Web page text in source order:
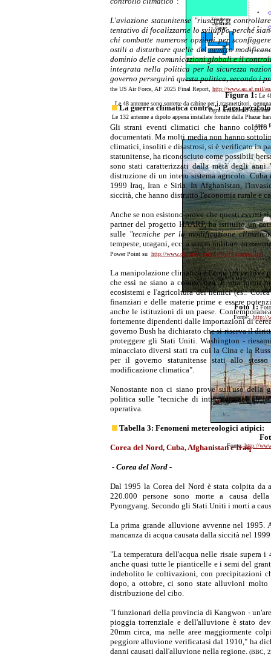
Figura 1: Le
Le 48 antenne sono sorrette da cabine per i trasmettitori,
Ogni armadietto
Le 132 antenne a dipolo appena installate fornite dalla Phazar
sono
Foto 1:
Fonte: http://
Fonte:http://
L'aviazione statunitense "riuscirà a
tentativo di focalizzarne lo sviluppo perché
chi combatte numerose opzioni per
ostili a disturbare quelle del nemico
dominio delle comunicazioni globali e il
integrata nella politica per la sicurezza
governo perseguirà questa politica, secondo i
the US Air Force, AF 2025 Final Report, http://www.au.af.mil/
La guerra climatica contro "i Paesi
Gli strani eventi climatici che hanno colpito
documentati. Ma molti media non hanno
climatici, insoliti e disastrosi, si è verificato in
statunitense, ha riconosciuto come possibili
sono stati caratterizzati dalla metà degli
distruzione di un intero sistema agricolo.
1999 Iraq, Iran e Siria. In Afghanistan,
siccità, che hanno distrutto l'economia rurale e
Anche se non esistono prove che questi eventi
partner del progetto HAARP, ha istituito un
sulle "tecniche per la modificazione
tempeste, uragani, ecc. a scopo militare.(si
Power Point su http://www.dtc.army.mil/tts/tts97/abarnes.zip).
La manipolazione climatica è l'arma preventiva
che essi ne siano a conoscenza. È una forma
ecosistemi e l'agricoltura dei nemici (es.:
finanziari e delle materie prime e essere
anche le istituzioni di un paese.
fortemente dipendenti dalle importazioni di
governo Bush ha dichiarato che si riserva il
proteggere gli Stati Uniti. Washington -
minacciato diversi stati tra cui la Cina e la
per il governo statunitense stati allo
modificazione climatica".
Nonostante non ci siano prove sull'uso
politica sulle "tecniche di intervento sul
operativa.
Tabella 3: Fenomeni metereologici atipici:
Corea del Nord, Cuba, Afghanistan e Iraq
- Corea del Nord -
Dal 1995 la Corea del Nord è stata colpita da
220.000 persone sono morte a causa
Pyongyang. Secondo gli Stati Uniti i morti a
La prima grande alluvione avvenne nel 1995.
mancanza di acqua causata dalla siccità nel
"La temperatura dell'acqua nelle risaie supera
anche quasi tutte le pianticelle e i semi del
indebolito le coltivazioni, con precipitazioni
dopo, a ottobre, ci sono state alluvioni
distribuzione del cibo.
"I funzionari della provincia di Kangwon -
pioggia torrenziale e dell'alluvione è stato
20mm circa, ma nelle aree maggiormente
peggiore alluvione verificatasi dal 1910," ha
danni causati dall'alluvione nella regione. (BBC,